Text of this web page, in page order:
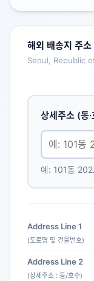
해외 배송지 주소
Seoul, Republic
상세주소 (동
예: 101동
Address Line 1
(도로명 및 건물번호)
Address Line 2
(상세주소 : 동/호수)